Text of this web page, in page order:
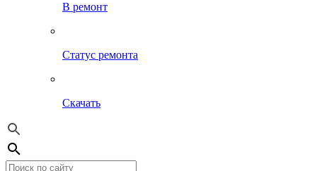
В ремонт
Статус ремонта
Скачать